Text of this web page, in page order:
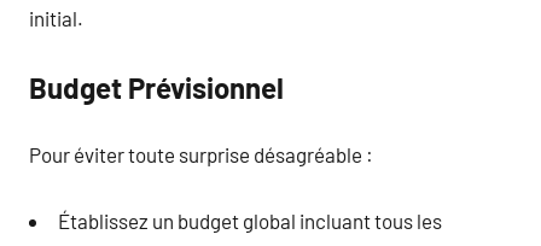
initial.
Budget Prévisionnel
Pour éviter toute surprise désagréable :
Établissez un budget global incluant tous les